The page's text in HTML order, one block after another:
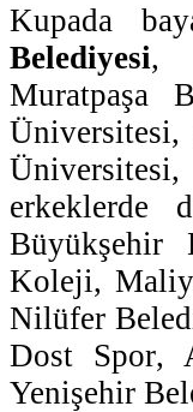
Kupada
Belediyesi,
Muratpaşa
erkeklerde
Büyükşehir
Koleji,
Nilüfer
Dost Spor,
Yenişehir